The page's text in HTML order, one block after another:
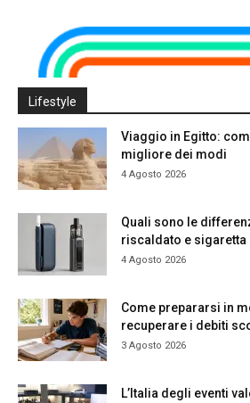
Lifestyle
Viaggio in Egitto:
migliore dei modi
4 Agosto 2026
Quali sono le
riscaldato e sigaretta
4 Agosto 2026
Come prepararsi in
recuperare i debiti
3 Agosto 2026
L’Italia degli eventi